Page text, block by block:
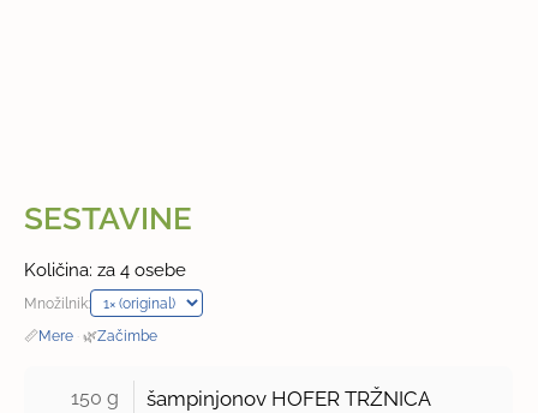
SESTAVINE
Količina: za 4 osebe
Množilnik:
📏Mere · 🌿Začimbe
150 g šampinjonov HOFER TRŽNICA